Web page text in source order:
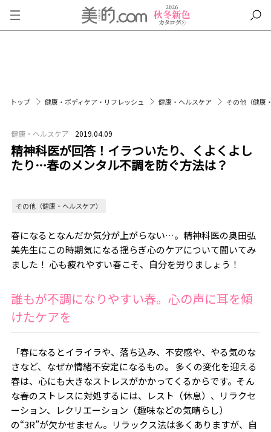
トップ 健康・ボディケア・リフレッシュ 健康・ヘルスケア その他（健康
健康・ヘルスケア 2019.04.09
精神科医が回答！イラついたり、くよくよし
たり…春のメンタル不調を防ぐ方法は？
その他（健康・ヘルスケア）
春になるとなんだか気分が上がらない…。精神科医の奥田弘
美先生にこの時期気になる揺らぎ心のケアについて聞いてみ
ました！ 心も疲れやすい春こそ、自分を労りましょう！
誰もが不調になりやすい春。心の声に耳を傾
けたケアを
「春になるとイライラや、落ち込み、不安感や、やる気のな
さなど、なぜか情緒不安定になるもの。 多くの変化を迎える
春は、心にも大きなストレスがかかってくるからです。そん
な春のストレスに対処するには、レスト（休息）、リラクセ
ーション、レクリエーション（趣味などの気晴らし）
の“3R”が欠かせません。リラックス法は多くありますが、自